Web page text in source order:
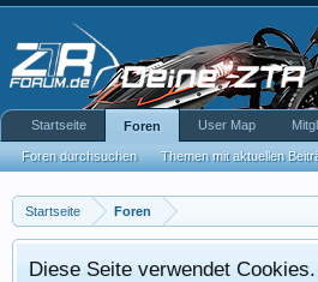
Startseite Foren
Diese Seite verwendet
Startseite Foren
Foren durchsuchen Themen mit aktuellen
User Map